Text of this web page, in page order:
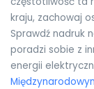
kraju, zachowaj
Sprawdź nadruk
poradzi sobie z
energii